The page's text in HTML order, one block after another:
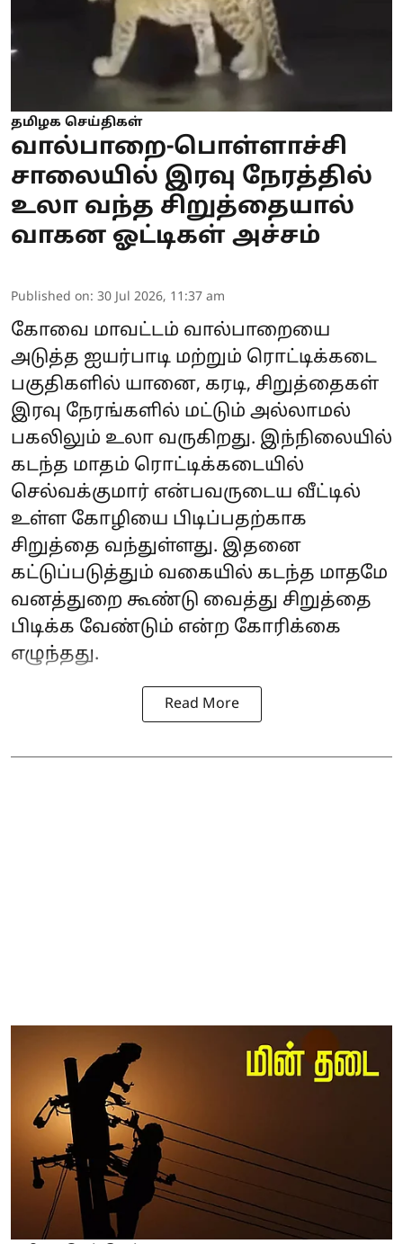
தமிழக செய்திகள்
வால்பாறை-பொள்ளாச்சி
சாலையில் இரவு நேரத்தில்
உலா வந்த சிறுத்தையால்
வாகன ஓட்டிகள் அச்சம்
Published on: 30 Jul 2026, 11:37 am
கோவை மாவட்டம் வால்பாறையை
அடுத்த ஐயர்பாடி மற்றும் ரொட்டிக்கடை
பகுதிகளில் யானை, கரடி, சிறுத்தைகள்
இரவு நேரங்களில் மட்டும் அல்லாமல்
பகலிலும் உலா வருகிறது. இந்நிலையில்
கடந்த மாதம் ரொட்டிக்கடையில்
செல்வக்குமார் என்பவருடைய வீட்டில்
உள்ள கோழியை பிடிப்பதற்காக
சிறுத்தை வந்துள்ளது. இதனை
கட்டுப்படுத்தும் வகையில் கடந்த மாதமே
வனத்துறை கூண்டு வைத்து சிறுத்தை
பிடிக்க வேண்டும் என்ற கோரிக்கை
எழுந்தது.
Read More